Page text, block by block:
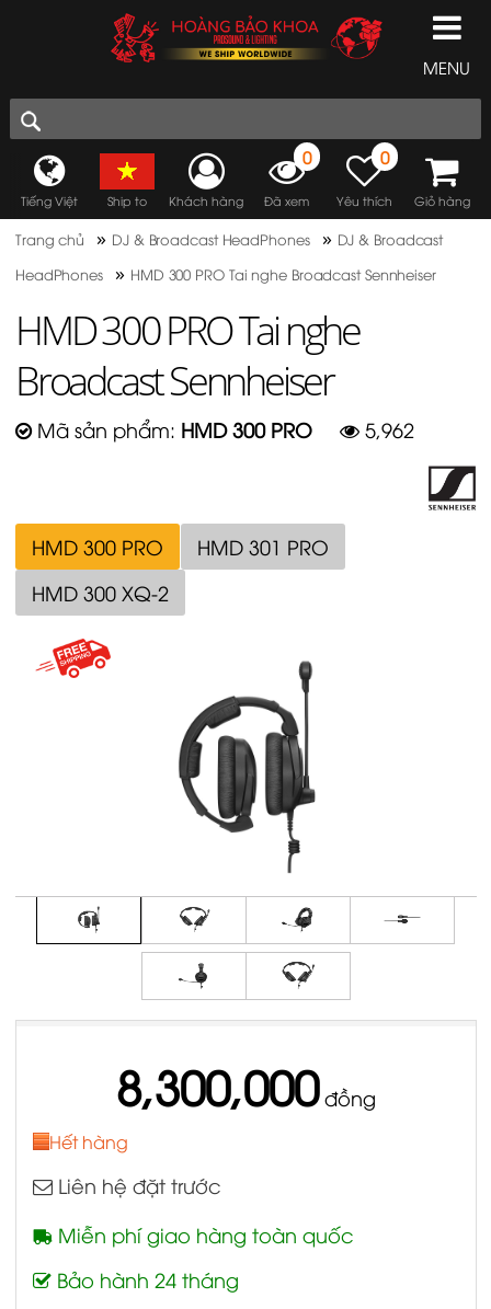
MENU
Tiếng Việt Ship to Khách hàng
0
Đã xem
0
Yêu thích Giỏ hàng
Trang chủ » DJ & Broadcast HeadPhones » DJ & Broadcast
HeadPhones
» HMD 300 PRO Tai nghe Broadcast Sennheiser
HMD 300 PRO Tai nghe
Broadcast Sennheiser
Mã sản phẩm: HMD 300 PRO 5,962
HMD 300 PRO
HMD 301 PRO
HMD 300 XQ-2
8,300,000đồng
Hết hàng
Liên hệ đặt trước
Miễn phí giao hàng toàn quốc
Bảo hành 24 tháng